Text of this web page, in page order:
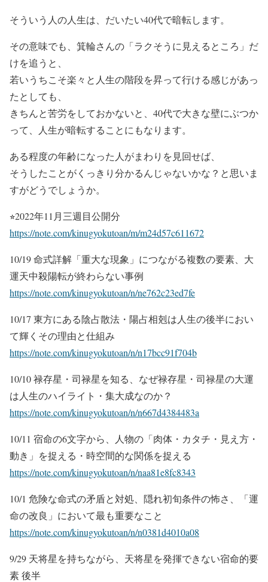
そういう人の人生は、だいたい40代で暗転します。
その意味でも、箕輪さんの「ラクそうに見えるところ」だ
けを追うと、
若いうちこそ楽々と人生の階段を昇って行ける感じがあっ
たとしても、
きちんと苦労をしておかないと、40代で大きな壁にぶつか
って、人生が暗転することにもなります。
ある程度の年齢になった人がまわりを見回せば、
そうしたことがくっきり分かるんじゃないかな？と思いま
すがどうでしょうか。
⭐︎2022年11月三週目公開分
https://note.com/kinugyokutoan/m/m24d57c611672
10/19 命式詳解「重大な現象」につながる複数の要素、大
運天中殺陽転が終わらない事例
https://note.com/kinugyokutoan/n/ne762c23ed7fe
10/17 東方にある陰占散法・陽占相剋は人生の後半におい
て輝くその理由と仕組み
https://note.com/kinugyokutoan/n/n17bcc91f704b
10/10 禄存星・司禄星を知る、なぜ禄存星・司禄星の大運
は人生のハイライト・集大成なのか？
https://note.com/kinugyokutoan/n/n667d4384483a
10/11 宿命の6文字から、人物の「肉体・カタチ・見え方・
動き」を捉える・時空間的な関係を捉える
https://note.com/kinugyokutoan/n/naa81e8fc8343
10/1 危険な命式の矛盾と対処、隠れ初旬条件の怖さ、「運
命の改良」において最も重要なこと
https://note.com/kinugyokutoan/n/n0381d4010a08
9/29 天将星を持ちながら、天将星を発揮できない宿命的要
素 後半